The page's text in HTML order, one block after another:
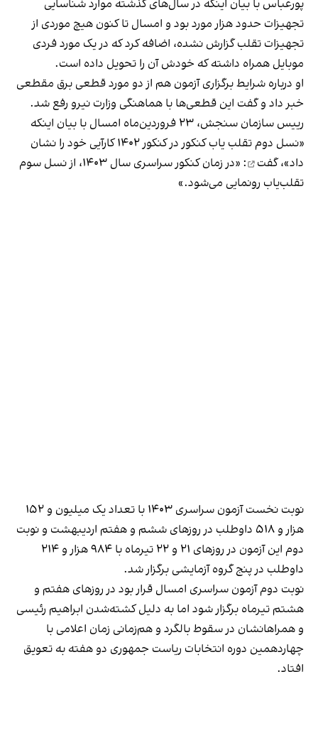
پورعباس با بیان اینکه در سال‌های گذشته موارد شناسایی
تجهیزات حدود هزار مورد بود و امسال تا کنون هیچ موردی از
تجهیزات تقلب گزارش نشده، اضافه کرد که در یک مورد فردی
موبایل همراه داشته که خودش آن را تحویل داده است.
او درباره شرایط برگزاری آزمون هم از دو مورد قطعی برق مقطعی
خبر داد و گفت این قطعی‌ها با هماهنگی وزارت نیرو رفع شد.
رییس سازمان سنجش، ۲۳ فروردین‌ماه امسال با بیان اینکه
«نسل دوم تقلب یاب کنکور در کنکور ۱۴۰۲ کارآیی خود را نشان
داد»،گفت
: «در زمان کنکور سراسری سال ۱۴۰۳، از نسل سوم
تقلب‌یاب رونمایی می‌شود.»
نوبت نخست آزمون سراسری ۱۴۰۳ با تعداد یک میلیون و ۱۵۲
هزار و ۵۱۸ داوطلب در روزهای ششم و هفتم اردیبهشت و نوبت
دوم این آزمون در روزهای ۲۱ و ۲۲ تیرماه با ۹۸۴ هزار و ۲۱۴
داوطلب در پنج گروه آزمایشی برگزار شد.
نوبت دوم آزمون سراسری امسال قرار بود در روزهای هفتم و
هشتم تیرماه برگزار شود اما به دلیل کشته‌شدن ابراهیم رئیسی
و همراهانشان در سقوط بالگرد و هم‌زمانی زمان اعلامی با
چهاردهمین دوره انتخابات ریاست جمهوری دو هفته به تعویق
افتاد.